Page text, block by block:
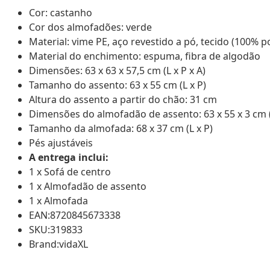
Cor: castanho
Cor dos almofadões: verde
Material: vime PE, aço revestido a pó, tecido (100%
Material do enchimento: espuma, fibra de algodão
Dimensões: 63 x 63 x 57,5 cm (L x P x A)
Tamanho do assento: 63 x 55 cm (L x P)
Altura do assento a partir do chão: 31 cm
Dimensões do almofadão de assento: 63 x 55 x 3 cm
Tamanho da almofada: 68 x 37 cm (L x P)
Pés ajustáveis
A entrega inclui:
1 x Sofá de centro
1 x Almofadão de assento
1 x Almofada
EAN:8720845673338
SKU:319833
Brand:vidaXL